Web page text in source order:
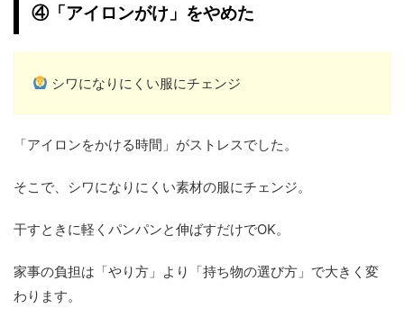
④「アイロンがけ」をやめた
シワになりにくい服にチェンジ
「アイロンをかける時間」がストレスでした。
そこで、シワになりにくい素材の服にチェンジ。
干すときに軽くパンパンと伸ばすだけでOK。
家事の負担は「やり方」より「持ち物の選び方」で大きく変
わります。